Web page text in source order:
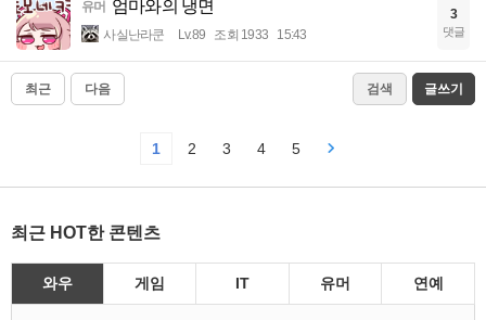
유머 엄마와의 냉면
사실난라쿤 Lv.89 조회 1933 15:43
3
댓글
최근 다음 검색 글쓰기
1 2 3 4 5
최근 HOT한 콘텐츠
와우 게임 IT 유머 연예